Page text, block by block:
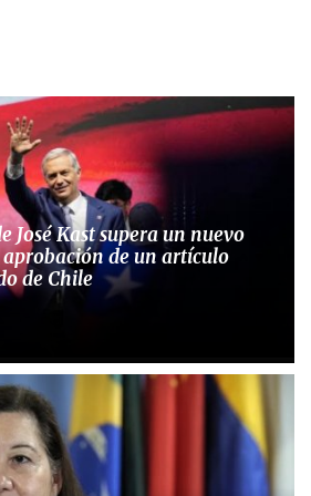
José Kast supera un nuevo
de un artículo
de Chile